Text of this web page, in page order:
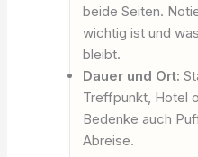
beide Seiten.
wichtig ist und
bleibt.
Dauer und Ort:
Treffpunkt, Hotel
Bedenke auch
Abreise.